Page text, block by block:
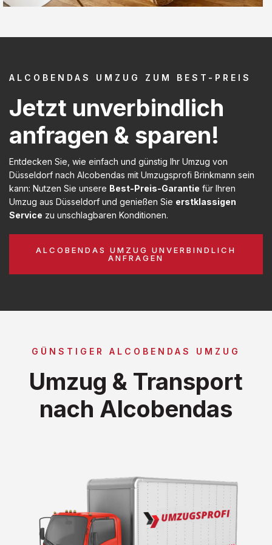
ALCOBENDAS UMZUG ZUM BEST-PREIS
Jetzt unverbindlich
anfragen & sparen!
Entdecken Sie, wie einfach und günstig Ihr Umzug von
Düsseldorf nach Alcobendas mit Umzugsprofi Brinkmann sein
kann: Nutzen Sie unsere Best-Preis-Garantie für Ihren
Umzug aus Düsseldorf und genießen Sie erstklassigen
Service zu unschlagbaren Konditionen.
ALCOBENDAS UMZUG UNVERBINDLICH
ANFRAGEN
GÜNSTIGER ALCOBENDAS UMZUG
Umzug & Transport
nach Alcobendas